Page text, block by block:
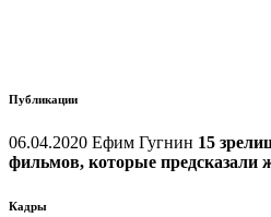
Публикации
06.04.2020 Ефим Гугнин 15
фильмов, которые предсказали
Кадры